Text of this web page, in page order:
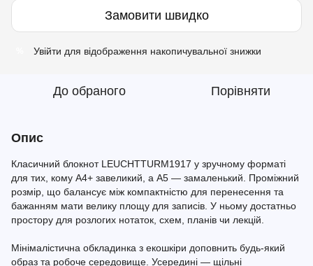
Замовити швидко
Увійти для відображення накопичувальної знижки
До обраного Порівняти
Опис
Класичний блокнот LEUCHTTURM1917 у зручному форматі
для тих, кому A4+ завеликий, а A5 — замаленький. Проміжний
розмір, що балансує між компактністю для перенесення та
бажанням мати велику площу для записів. У ньому достатньо
простору для розлогих нотаток, схем, планів чи лекцій.
Мінімалістична обкладинка з екошкіри доповнить будь-який
образ та робоче середовище. Усередині — щільні